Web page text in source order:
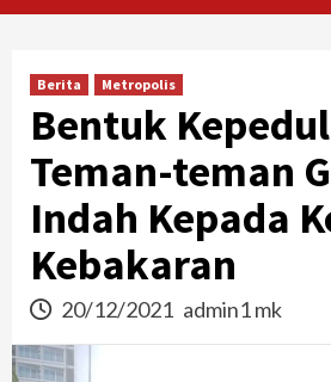
Berita Metropolis
Bentuk
Teman-teman
Indah Kepada
Kebakaran
20/12/2021 admin1 mk